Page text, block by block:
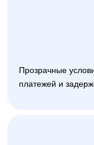
Прозрачные
платежей и